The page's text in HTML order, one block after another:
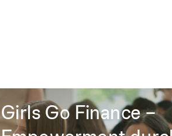
Girls Go Finance –